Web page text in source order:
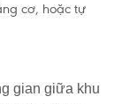
cơ, hoặc tự
gian giữa khu